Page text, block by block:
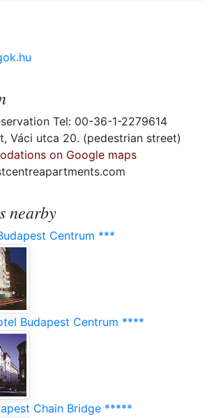
Tel: 00-36-1-2279614
Váci utca 20. (pedestrian street)
on Google maps
nearby
Centrum ***
Budapest Centrum ****
Chain Bridge *****